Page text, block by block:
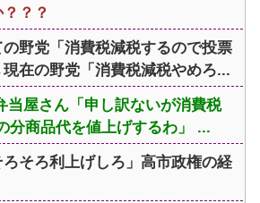
？？
野党「消費税減税するので投票
在の野党「消費税減税やめろ...
当屋さん「申し訳ないが消費税
分商品代を値上げするわ」 ...
そろ利上げしろ」高市政権の経